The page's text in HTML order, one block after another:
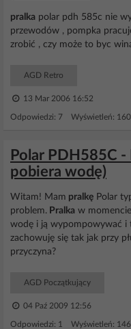
pralka polar pdh 585c nie
przewodów , pompka
zrobić , czy może to byc
AGD Retro
13 Mar 2006 16:52
Odpowiedzi: 7 Wyświetleń:
Polar PDH585C
pobiera wodę)
Witam! Mam pralkę Polar
problem. Pralka w
wodę i ją wypompowywać i
zachowuję się tak jak przy
przyczyna?
AGD Początkujący
04 Paź 2009 12:56
Odpowiedzi: 1 Wyświetleń: